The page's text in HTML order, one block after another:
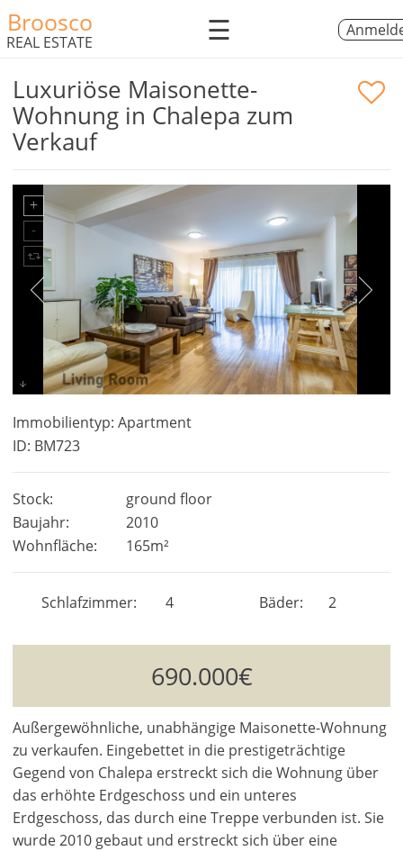
Broosco
REAL ESTATE ☰
Luxuriöse Maisonette-
Wohnung in Chalepa zum
Verkauf
Immobilientyp: Apartment
ID: BM723
Stock:
ground floor
Baujahr:
2010
Wohnfläche:
165m²
4
Schlafzimmer 2
Bäder
690.000€
Außergewöhnliche, unabhängige Maisonette-Wohnung
zu verkaufen. Eingebettet in die prestigeträchtige
Gegend von Chalepa erstreckt sich die Wohnung über
das erhöhte Erdgeschoss und ein unteres
Erdgeschoss, das durch eine Treppe verbunden ist. Sie
wurde 2010 gebaut und erstreckt sich über eine